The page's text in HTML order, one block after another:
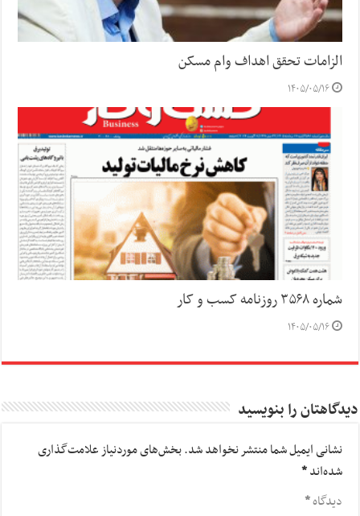
الزامات تحقق اهداف وام مسکن
۱۴۰۵/۰۵/۱۶
شماره ۳۵۶۸ روزنامه کسب و کار
۱۴۰۵/۰۵/۱۶
دیدگاهتان را بنویسید
نشانی ایمیل شما منتشر نخواهد شد.بخش‌های موردنیاز علامت‌گذاری
شده‌اند*
دیدگاه*